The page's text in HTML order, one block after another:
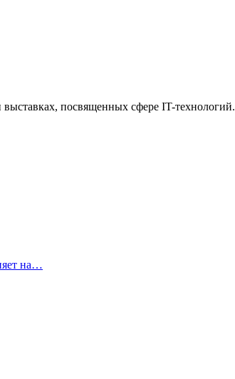
посвященных сфере IT-технологий.
на…